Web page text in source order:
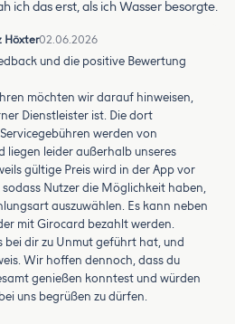
ich das erst, als ich Wasser besorgte.
Höxter02.06.2026
und die positive Bewertung
möchten wir darauf hinweisen,
Dienstleister ist. Die dort
werden von
liegen leider außerhalb unseres
gültige Preis wird in der App vor
Nutzer die Möglichkeit haben,
auszuwählen. Es kann neben
mit Girocard bezahlt werden.
bei dir zu Unmut geführt hat, und
Wir hoffen dennoch, dass du
genießen konntest und würden
uns begrüßen zu dürfen.